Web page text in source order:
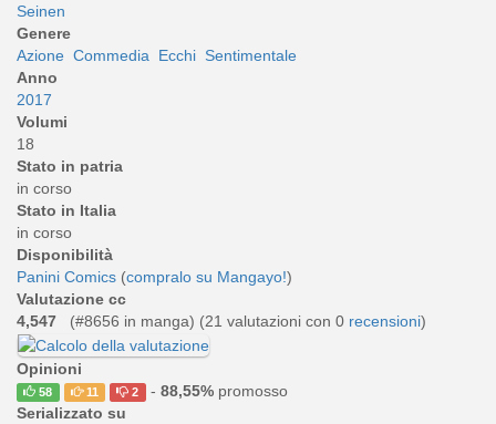
Seinen
Genere
Azione Commedia Ecchi Sentimentale
Anno
2017
Volumi
18
Stato in patria
in corso
Stato in Italia
in corso
Disponibilità
Panini Comics (compralo su Mangayo!)
Valutazione cc
4,547
(#8656 in manga) (21 valutazioni con 0 recensioni)
Opinioni
58 11 2 - 88,55%promosso
Serializzato su